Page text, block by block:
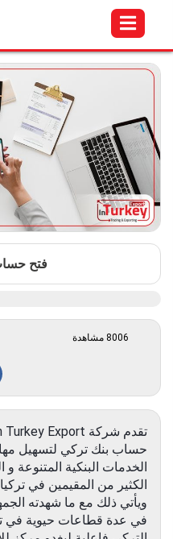
فتح
8006 مشاهدة
حساب بنك تركي لتسهيل
الخدمات البنكية المتنوعة و
الكثير من المقيمين في
ويأتي ذلك مع ما شهدته
في عدة قطاعات حيوية في